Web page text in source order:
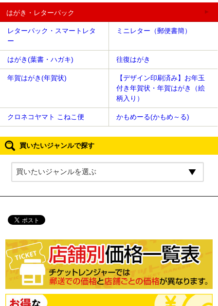
はがき・レターパック
レターパック・スマートレタ
ー
ミニレター（郵便書簡）
はがき(葉書・ハガキ) 往復はがき
年賀はがき(年賀状)
【デザイン印刷済み】お年玉
付き年賀状・年賀はがき（絵
柄入り）
クロネコヤマト こねこ便 かもめーる(かもめ～る)
買いたいジャンルで探す